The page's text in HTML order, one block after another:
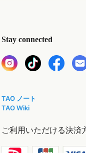
Stay connected
TAO ノート
TAO Wiki
ご利用いただける決済